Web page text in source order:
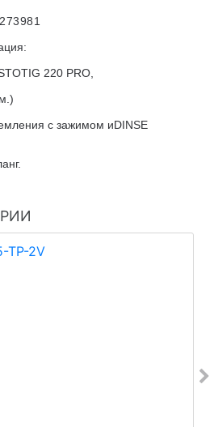
220 PRO,
с зажимом иDINSE
.